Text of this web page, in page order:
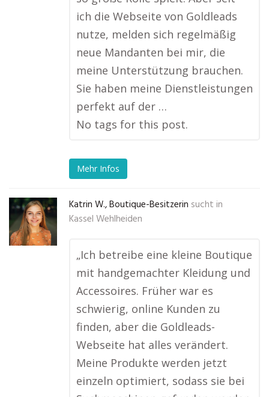
ich die Webseite von Goldleads
nutze, melden sich regelmäßig
neue Mandanten bei mir, die
meine Unterstützung brauchen.
Sie haben meine Dienstleistungen
perfekt auf der …
No tags for this post.
Mehr Infos
Katrin W., Boutique-Besitzerin sucht in
Kassel Wehlheiden
„Ich betreibe eine kleine Boutique
mit handgemachter Kleidung und
Accessoires. Früher war es
schwierig, online Kunden zu
finden, aber die Goldleads-
Webseite hat alles verändert.
Meine Produkte werden jetzt
einzeln optimiert, sodass sie bei